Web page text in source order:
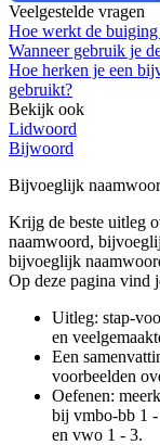
Veelgestelde vragen
Hoe werkt de
Wanneer gebruik je
Hoe herken je een
gebruikt?
Bekijk ook
Lidwoord
Bijwoord
Bijvoeglijk
Krijg de beste uitleg
naamwoord,
bijvoeglijk
Op deze pagina vind
Uitleg: stap-
en
Een
voorbeelden
Oefenen:
bij vmbo-bb 1
en vwo 1 - 3.